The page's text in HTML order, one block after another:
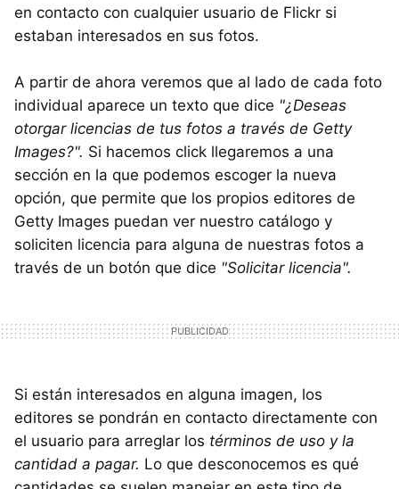
en contacto con cualquier usuario de Flickr si
estaban interesados en sus fotos.
A partir de ahora veremos que al lado de cada foto
individual aparece un texto que dice "¿Deseas
otorgar licencias de tus fotos a través de Getty
Images?". Si hacemos click llegaremos a una
sección en la que podemos escoger la nueva
opción, que permite que los propios editores de
Getty Images puedan ver nuestro catálogo y
soliciten licencia para alguna de nuestras fotos a
través de un botón que dice "Solicitar licencia".
Si están interesados en alguna imagen, los
editores se pondrán en contacto directamente con
el usuario para arreglar los términos de uso y la
cantidad a pagar. Lo que desconocemos es qué